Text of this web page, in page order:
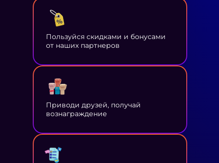
Пользуйся скидками и бонусами
от наших партнеров
Приводи друзей, получай
вознаграждение